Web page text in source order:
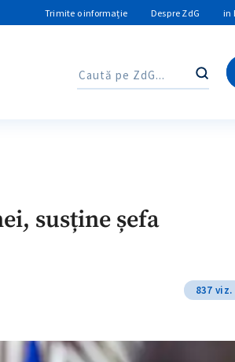
Trimite o informație Despre ZdG in
Caută
susține șefa
837 viz.